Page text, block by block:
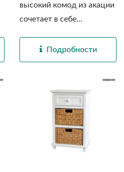
высокий комод из акации
сочетает в себе...
Подробности